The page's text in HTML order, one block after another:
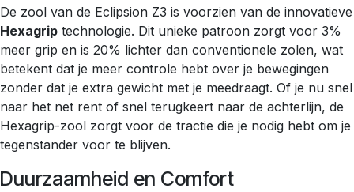
De zool van de Eclipsion Z3 is voorzien van de innovatieve
Hexagrip technologie. Dit unieke patroon zorgt voor 3%
meer grip en is 20% lichter dan conventionele zolen, wat
betekent dat je meer controle hebt over je bewegingen
zonder dat je extra gewicht met je meedraagt. Of je nu snel
naar het net rent of snel terugkeert naar de achterlijn, de
Hexagrip-zool zorgt voor de tractie die je nodig hebt om je
tegenstander voor te blijven.
Duurzaamheid en Comfort